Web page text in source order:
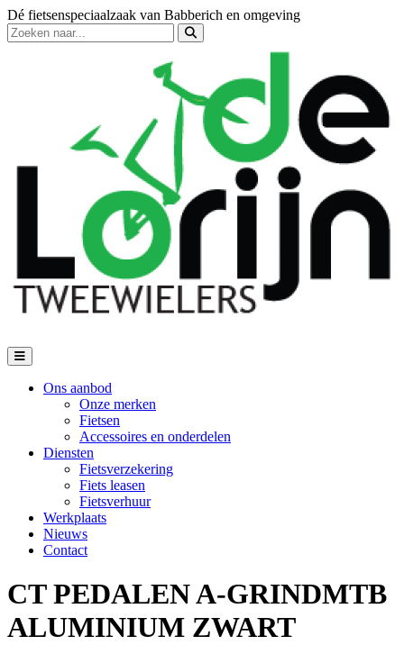
Dé fietsenspeciaalzaak van Babberich en omgeving
Ons aanbod
Onze merken
Fietsen
Accessoires en onderdelen
Diensten
Fietsverzekering
Fiets leasen
Fietsverhuur
Werkplaats
Nieuws
Contact
CT PEDALEN A-GRINDMTB
ALUMINIUM ZWART